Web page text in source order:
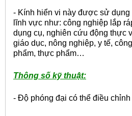
- Kính hiển vi này được sử dụng
lĩnh vực như: công nghiệp lắp
dụng cụ, nghiên cứu động thực
giáo dục, nông nghiệp, y tế,
phẩm, thực phẩm…
Thông số kỹ thuật:
- Độ phóng đại có thể điều